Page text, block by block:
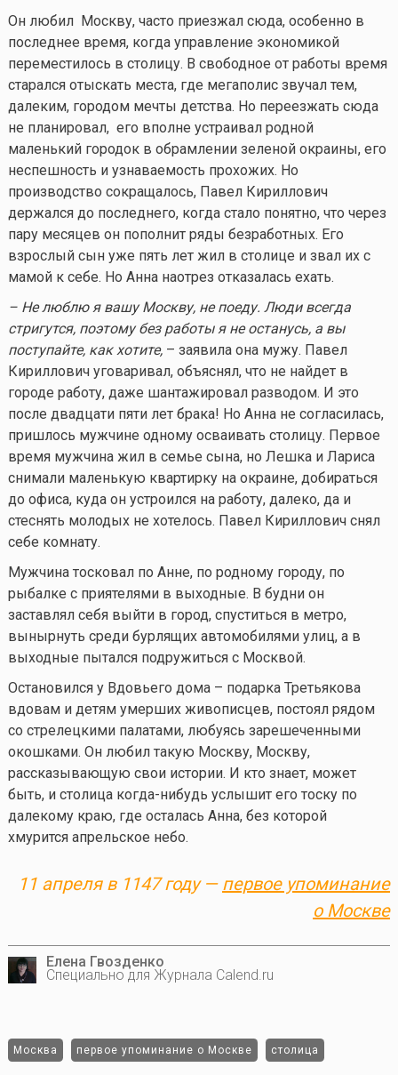
Он любил Москву, часто приезжал сюда, особенно в
последнее время, когда управление экономикой
переместилось в столицу. В свободное от работы время
старался отыскать места, где мегаполис звучал тем,
далеким, городом мечты детства. Но переезжать сюда
не планировал, его вполне устраивал родной
маленький городок в обрамлении зеленой окраины, его
неспешность и узнаваемость прохожих. Но
производство сокращалось, Павел Кириллович
держался до последнего, когда стало понятно, что через
пару месяцев он пополнит ряды безработных. Его
взрослый сын уже пять лет жил в столице и звал их с
мамой к себе. Но Анна наотрез отказалась ехать.
– Не люблю я вашу Москву, не поеду. Люди всегда
стригутся, поэтому без работы я не останусь, а вы
поступайте, как хотите,– заявила она мужу. Павел
Кириллович уговаривал, объяснял, что не найдет в
городе работу, даже шантажировал разводом. И это
после двадцати пяти лет брака! Но Анна не согласилась,
пришлось мужчине одному осваивать столицу. Первое
время мужчина жил в семье сына, но Лешка и Лариса
снимали маленькую квартирку на окраине, добираться
до офиса, куда он устроился на работу, далеко, да и
стеснять молодых не хотелось. Павел Кириллович снял
себе комнату.
Мужчина тосковал по Анне, по родному городу, по
рыбалке с приятелями в выходные. В будни он
заставлял себя выйти в город, спуститься в метро,
вынырнуть среди бурлящих автомобилями улиц, а в
выходные пытался подружиться с Москвой.
Остановился у Вдовьего дома – подарка Третьякова
вдовам и детям умерших живописцев, постоял рядом
со стрелецкими палатами, любуясь зарешеченными
окошками. Он любил такую Москву, Москву,
рассказывающую свои истории. И кто знает, может
быть, и столица когда-нибудь услышит его тоску по
далекому краю, где осталась Анна, без которой
хмурится апрельское небо.
11 апреля в 1147 году — первое упоминание
о Москве
Елена Гвозденко
Специально для Журнала Calend.ru
Москва первое упоминание о Москве столица